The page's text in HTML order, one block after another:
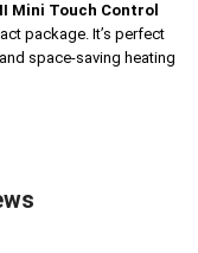
Mini Touch Control
package. It’s perfect
space-saving heating